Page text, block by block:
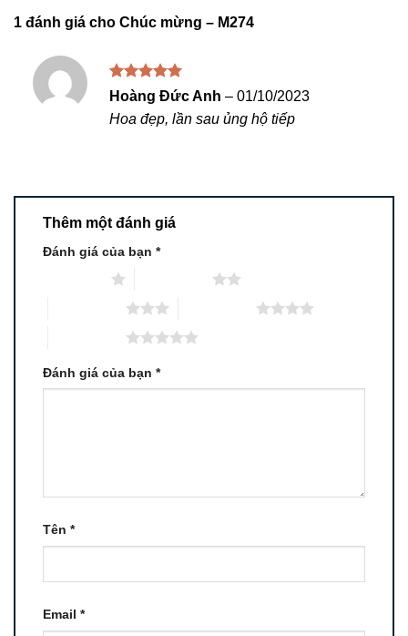
1 đánh giá cho Chúc mừng – M274
Được xếp
55
sao
Hoàng Đức Anh – 01/10/2023
Hoa đẹp, lần sau ủng hộ tiếp
Thêm một đánh giá
Đánh giá của bạn *
Đánh giá của bạn *
Tên *
Email *